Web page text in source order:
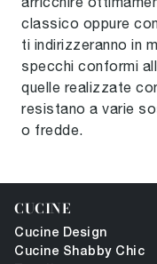
classico oppure
ti indirizzeranno in
specchi conformi
quelle realizzate
resistano a varie
o fredde.
CUCINE
Cucine Design
Cucine Shabby Chic